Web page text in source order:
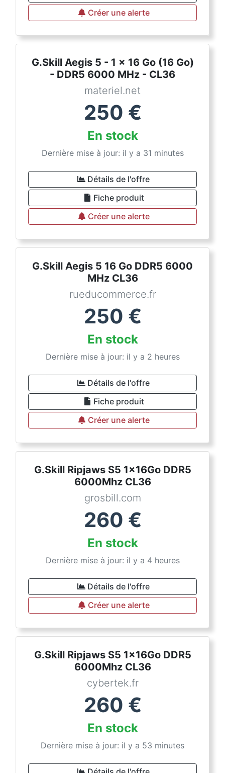
Créer une alerte
G.Skill Aegis 5 - 1 x 16 Go (16 Go)
- DDR5 6000 MHz - CL36
materiel.net
250 €
En stock
Dernière mise à jour: il y a 31 minutes
Détails de l'offre
Fiche produit
Créer une alerte
G.Skill Aegis 5 16 Go DDR5 6000
MHz CL36
rueducommerce.fr
250 €
En stock
Dernière mise à jour: il y a 2 heures
Détails de l'offre
Fiche produit
Créer une alerte
G.Skill Ripjaws S5 1x16Go DDR5
6000Mhz CL36
grosbill.com
260 €
En stock
Dernière mise à jour: il y a 4 heures
Détails de l'offre
Créer une alerte
G.Skill Ripjaws S5 1x16Go DDR5
6000Mhz CL36
cybertek.fr
260 €
En stock
Dernière mise à jour: il y a 53 minutes